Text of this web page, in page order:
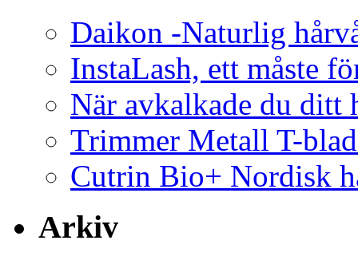
Daikon -Naturlig
InstaLash, ett måste
När avkalkade du ditt
Trimmer Metall T-
Cutrin Bio+ Nordisk
Arkiv